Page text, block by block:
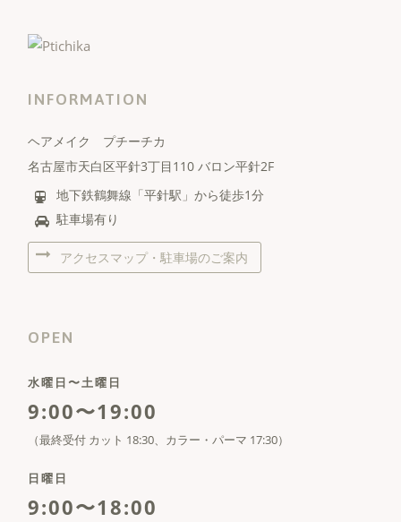
INFORMATION
ヘアメイク プチーチカ
名古屋市天白区平針3丁目110 バロン平針2F
地下鉄鶴舞線「平針駅」から徒歩1分
駐車場有り
アクセスマップ・駐車場のご案内
OPEN
水曜日〜土曜日
9:00〜19:00
（最終受付 カット 18:30、カラー・パーマ 17:30）
日曜日
9:00〜18:00